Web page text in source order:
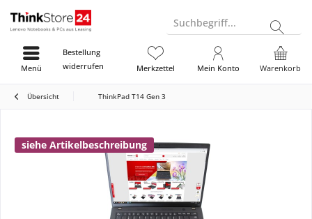
Suchbegriff...
Bestellung
widerrufen
Warenkorb
Merkzettel Mein Konto
Menü
Übersicht ThinkPad T14 Gen 3
siehe Artikelbeschreibung